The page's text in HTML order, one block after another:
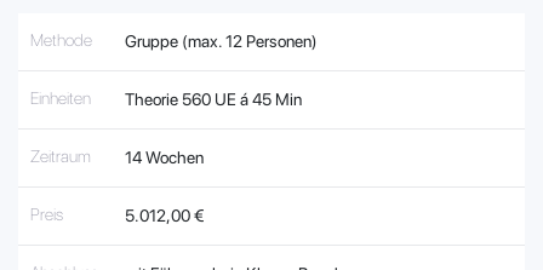
Methode Gruppe (max. 12 Personen)
Einheiten Theorie 560 UE á 45 Min
Zeitraum 14 Wochen
Preis 5.012,00 €